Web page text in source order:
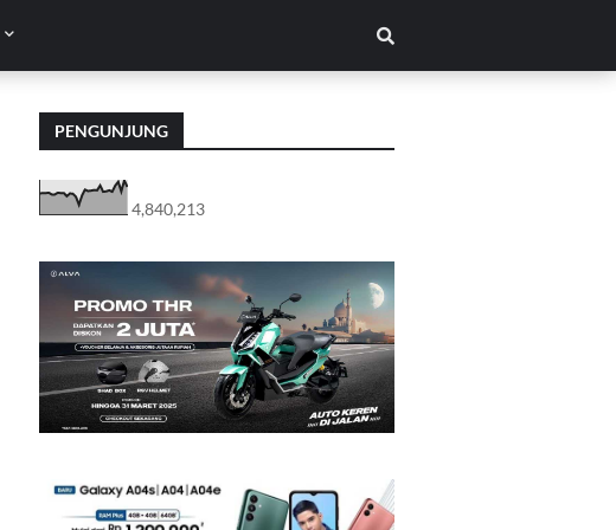
PENGUNJUNG
4,840,213